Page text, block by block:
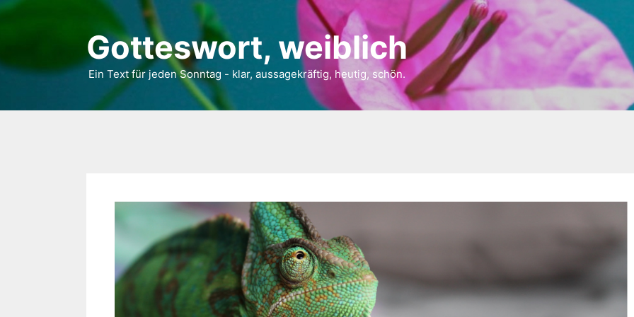
Gotteswort, weiblich
Ein Text für jeden Sonntag - klar, aussagekräftig, heutig, schön.